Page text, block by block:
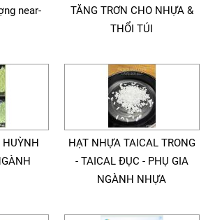
near-
TĂNG TRƠN CHO NHỰA &
THỔI TÚI
HUỲNH
HẠT NHỰA TAICAL TRONG
- TAICAL ĐỤC - PHỤ GIA
NGÀNH NHỰA